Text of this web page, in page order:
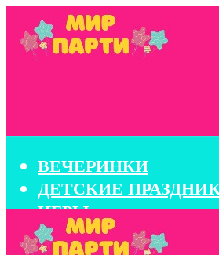
ВЕЧЕРИНКИ
ДЕТСКИЕ
ИГРЫ
КОНКУРСЫ